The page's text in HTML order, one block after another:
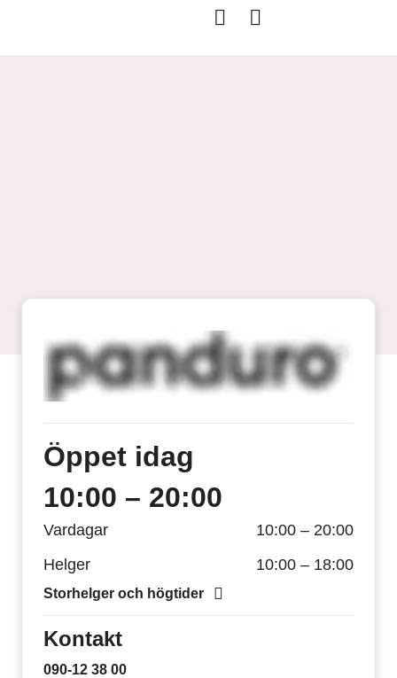
Öppet idag
10:00 – 20:00
Vardagar
10:00 – 20:00
Helger
10:00 – 18:00
Storhelger och högtider
Kontakt
090-12 38 00